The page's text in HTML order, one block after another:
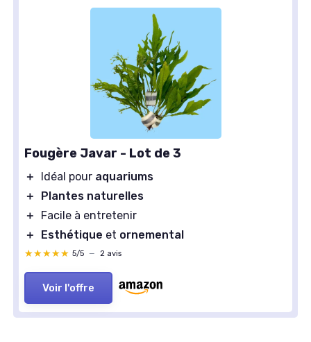
Fougère Javar - Lot de 3
＋ Idéal pour aquariums
＋
Plantes naturelles
＋
Facile à entretenir
＋
Esthétique et ornemental
★★★★★
★★★★★ 5/5 — 2 avis
Voir l'offre